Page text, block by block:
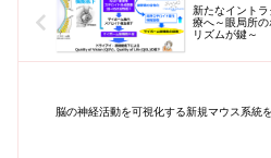
新たなイント
療へ～眼局所
リズムが鍵～
脳の神経活動を可視化する新規マウス系統